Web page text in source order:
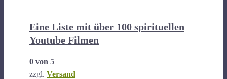
Eine Liste mit über 100 spirituellen
Youtube Filmen
0 von 5
zzgl. Versand